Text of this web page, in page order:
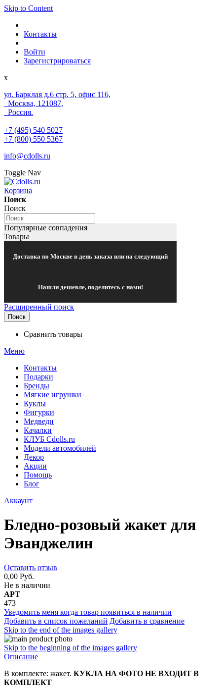
Skip to Content
Контакты
Войти
Зарегистрироваться
x
ул. Барклая д.6 стр. 5, офис 116,
Москва, 121087,
Россия.
+7 (495) 540 5027
+7 (800) 550 5367
info@cdolls.ru
Toggle Nav
Корзина
Поиск
Поиск
Популярные совпадения
Товары
Доставка по Москве в день заказа или на следующий
Нашли дешевле, поделитесь с нами!
Расширенный поиск
Поиск
Сравнить товары
Меню
Контакты
Подарки
Бренды
Мягкие игрушки
Куклы
Фигурки
Медведи
Качалки
КЛУБ Cdolls.ru
Модели автомобилей
Декор
Акции
Помощь
Блог
Аккаунт
Бледно-розовый жакет для
Эванджелин
Оставить отзыв
0,00 Руб.
Не в наличии
АРТ
473
Уведомить меня когда товар появиться в наличии
Добавить в список пожеланий Добавить в сравнение
Skip to the end of the images gallery
Skip to the beginning of the images gallery
Описание
В комплекте: жакет. КУКЛА НА ФОТО НЕ ВХОДИТ В
КОМПЛЕКТ